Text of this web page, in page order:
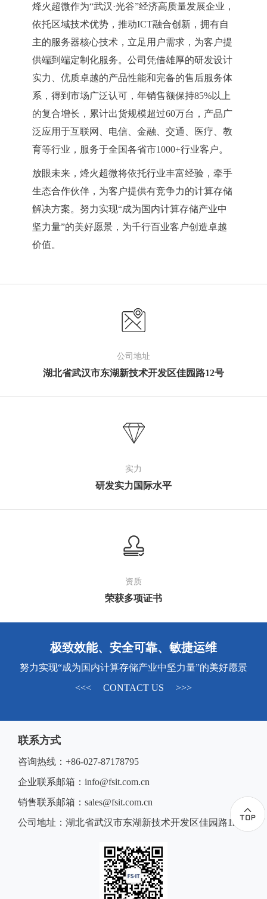
烽火超微作为“武汉·光谷”经济高质量发展企业，
依托区域技术优势，推动ICT融合创新，拥有自
主的服务器核心技术，立足用户需求，为客户提
供端到端定制化服务。公司凭借雄厚的研发设计
实力、优质卓越的产品性能和完备的售后服务体
系，得到市场广泛认可，年销售额保持85%以上
的复合增长，累计出货规模超过60万台，产品广
泛应用于互联网、电信、金融、交通、医疗、教
育等行业，服务于全国各省市1000+行业客户。
放眼未来，烽火超微将依托行业丰富经验，牵手
生态合作伙伴，为客户提供有竞争力的计算存储
解决方案。努力实现“成为国内计算存储产业中
坚力量”的美好愿景，为千行百业客户创造卓越
价值。
公司地址
湖北省武汉市东湖新技术开发区佳园路12号
实力
研发实力国际水平
资质
荣获多项证书
极致效能、安全可靠、敏捷运维
努力实现“成为国内计算存储产业中坚力量”的美好愿景
<<< CONTACT US >>>
联系方式
咨询热线：+86-027-87178795
企业联系邮箱：info@fsit.com.cn
销售联系邮箱：sales@fsit.com.cn
公司地址：湖北省武汉市东湖新技术开发区佳园路12号